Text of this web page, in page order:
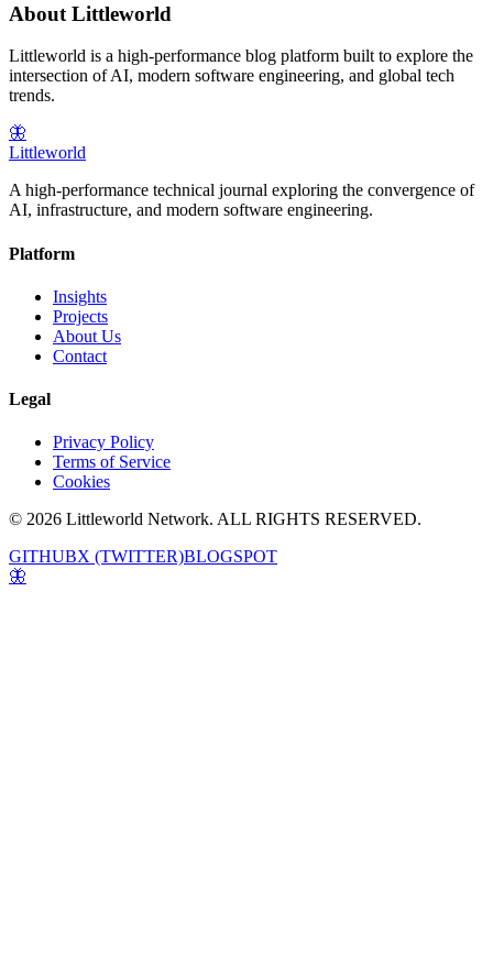
About Littleworld
Littleworld is a high-performance blog platform built to explore the
intersection of AI, modern software engineering, and global tech
trends.
🦋
Littleworld
A high-performance technical journal exploring the convergence of
AI, infrastructure, and modern software engineering.
Platform
Insights
Projects
About Us
Contact
Legal
Privacy Policy
Terms of Service
Cookies
© 2026 Littleworld Network. ALL RIGHTS RESERVED.
GITHUBX (TWITTER)BLOGSPOT
🦋